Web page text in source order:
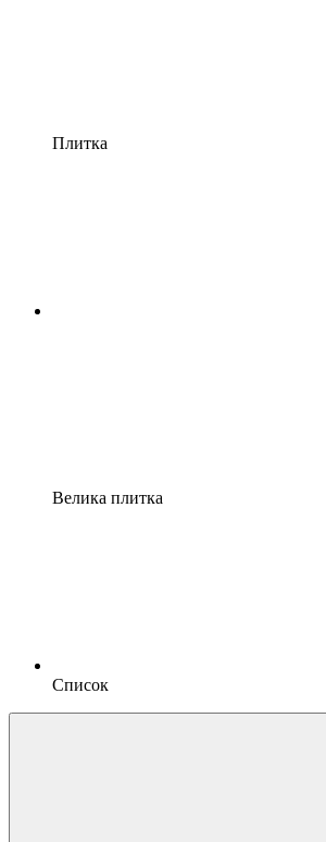
Плитка
Велика плитка
Список